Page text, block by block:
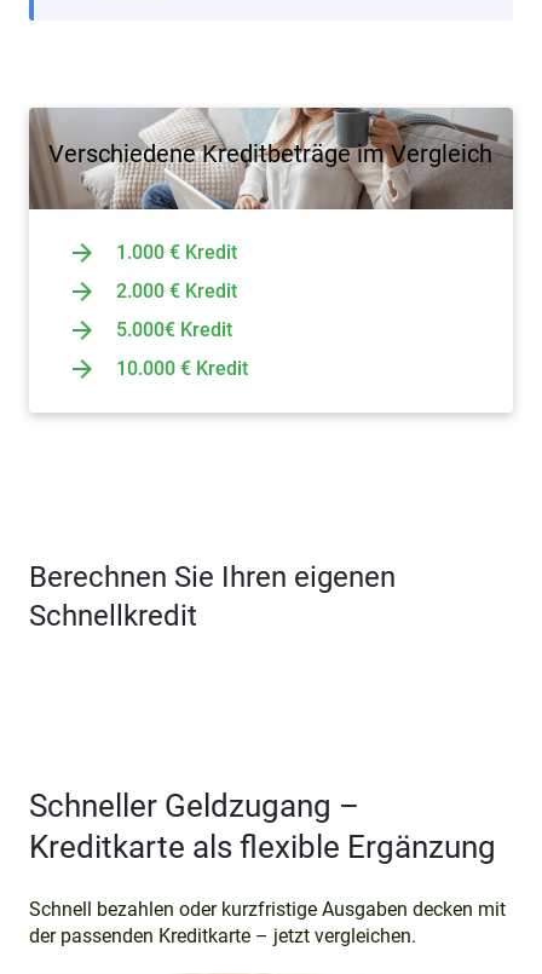
Verschiedene Kreditbeträge im Vergleich
1.000 € Kredit
2.000 € Kredit
5.000€ Kredit
10.000 € Kredit
Berechnen Sie Ihren eigenen
Schnellkredit
Schneller Geldzugang –
Kreditkarte als flexible Ergänzung
Schnell bezahlen oder kurzfristige Ausgaben decken mit
der passenden Kreditkarte – jetzt vergleichen.